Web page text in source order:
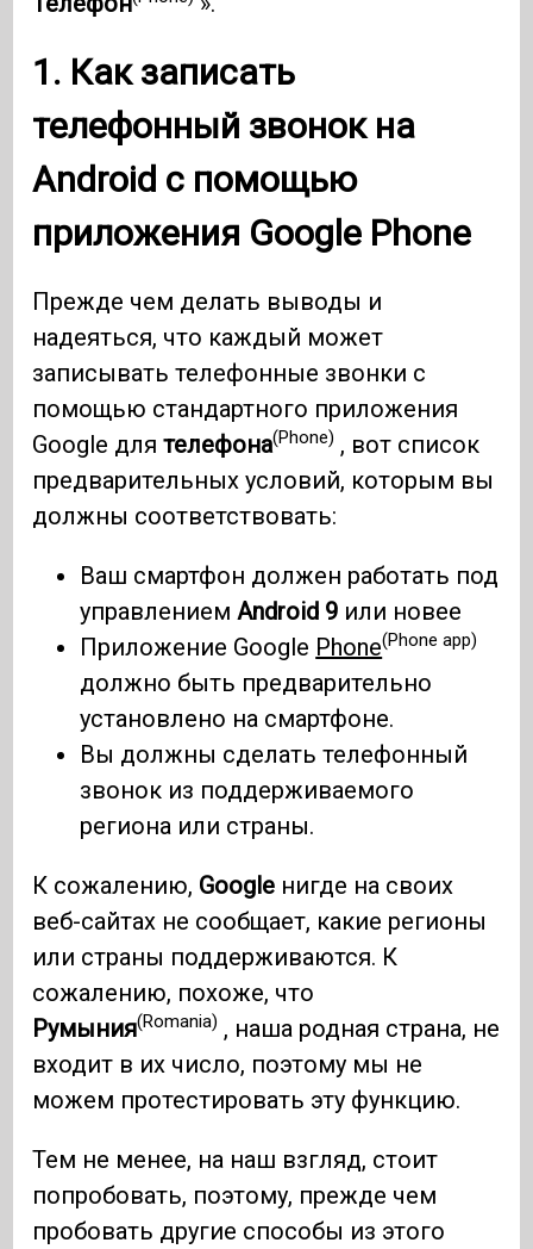
1. Как записать
телефонный звонок на
Android с помощью
приложения Google Phone
Прежде чем делать выводы и
надеяться, что каждый может
записывать телефонные звонки с
помощью стандартного приложения
Google длятелефона(Phone) , вот список
предварительных условий, которым вы
должны соответствовать:
Ваш смартфон должен работать под
управлением Android 9 или новее
Приложение Google Phone(Phone app)
должно быть предварительно
установлено на смартфоне.
Вы должны сделать телефонный
звонок из поддерживаемого
региона или страны.
К сожалению, Google нигде на своих
веб-сайтах не сообщает, какие регионы
или страны поддерживаются. К
сожалению, похоже, что
Румыния(Romania) , наша родная страна, не
входит в их число, поэтому мы не
можем протестировать эту функцию.
Тем не менее, на наш взгляд, стоит
попробовать, поэтому, прежде чем
пробовать другие способы из этого